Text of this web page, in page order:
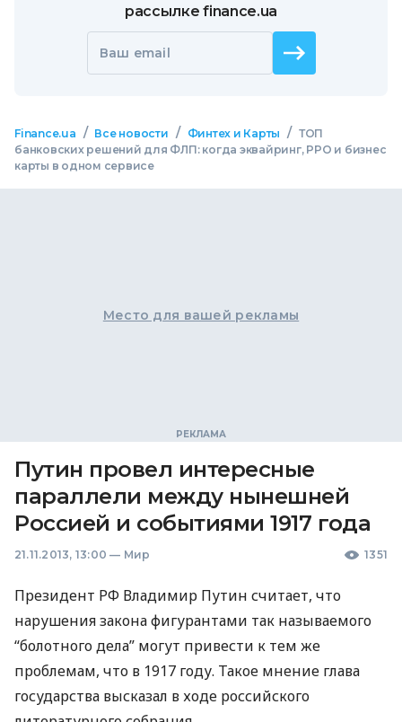
рассылке finance.ua
Ваш email
Finance.ua / Все новости / Финтех и Карты / ТОП
банковских решений для ФЛП: когда эквайринг, РРО и бизнес
карты в одном сервисе
Место для вашей рекламы
Путин провел интересные
параллели между нынешней
Россией и событиями 1917 года
21.11.2013, 13:00 — Мир 1351
Президент РФ Владимир Путин считает, что
нарушения закона фигурантами так называемого
“болотного дела” могут привести к тем же
проблемам, что в 1917 году. Такое мнение глава
государства высказал в ходе российского